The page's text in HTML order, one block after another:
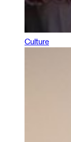
Culture